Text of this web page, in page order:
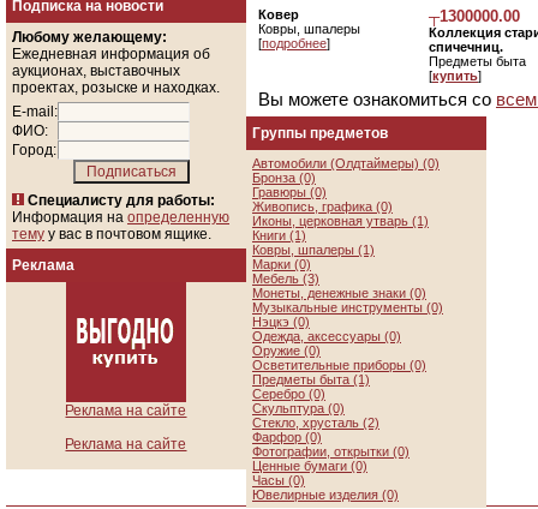
Подписка на новости
Любому желающему:
Ежедневная информация об
аукционах, выставочных
проектах, розыске и находках.
E-mail:
ФИО:
Город:
Специалисту для работы:
Информация на определенную
тему у вас в почтовом ящике.
Реклама
Реклама на сайте
Реклама на сайте
Ковер
Ковры, шпалеры
[подробнее]
┬1300000.00
Коллекция
спичечниц.
Предметы быта
[купить]
Вы можете ознакомиться со
Группы предметов
Автомобили (Олдтаймеры) (0)
Бронза (0)
Гравюры (0)
Живопись, графика (0)
Иконы, церковная утварь (1)
Книги (1)
Ковры, шпалеры (1)
Марки (0)
Мебель (3)
Монеты, денежные знаки (0)
Музыкальные инструменты (0)
Нэцкэ (0)
Одежда, аксессуары (0)
Оружие (0)
Осветительные приборы (0)
Предметы быта (1)
Серебро (0)
Скульптура (0)
Стекло, хрусталь (2)
Фарфор (0)
Фотографии, открытки (0)
Ценные бумаги (0)
Часы (0)
Ювелирные изделия (0)